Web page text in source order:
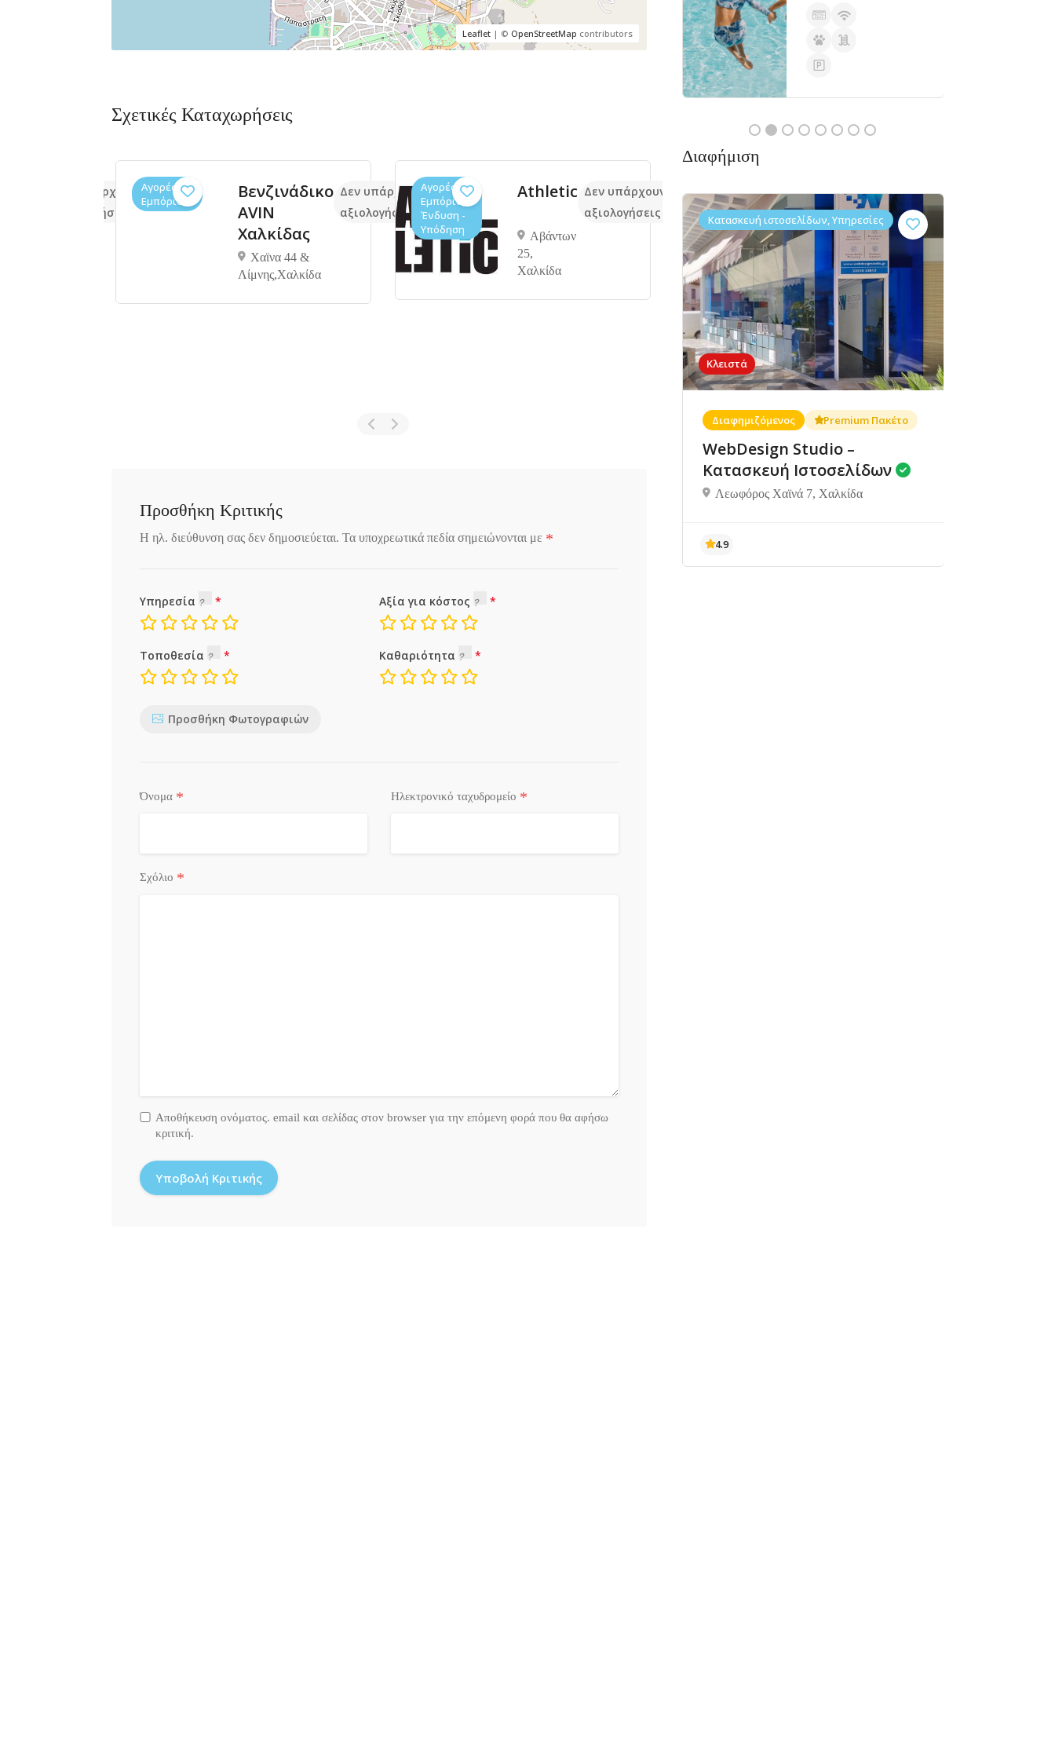
Leaflet| © OpenStreetMap contributors
Σχετικές Καταχωρήσεις
Δεν υπάρχουν ακόμα
αξιολογήσεις
Αγορές /
Εμπόριο
Βενζινάδικο
AVIN
Χαλκίδας
Χαϊνα 44 &
Λίμνης,Xαλκίδα
Δεν υπάρχουν ακόμα
αξιολογήσεις
Αγορές /
Εμπόριο,
Ένδυση -
Υπόδηση
Athletic
Αβάντων
25,
Χαλκίδα
Δεν υπάρχουν ακόμα
αξιολογήσεις
Κοσμηματοπωλεία
Tresento
Άβαντων
Χαλκίδα
Δεν υπάρχουν ακόμα
αξιολογήσεις
Προσθήκη Κριτικής
Η ηλ. διεύθυνση σας δεν δημοσιεύεται. Τα υποχρεωτικά πεδία σημειώνονται με *
Υπηρεσία Αξία για κόστος
Τοποθεσία Καθαριότητα
Προσθήκη Φωτογραφιών
Όνομα * Ηλεκτρονικό ταχυδρομείο *
Σχόλιο *
Αποθήκευση ονόματος. email και σελίδας στον browser για την επόμενη φορά που θα αφήσω
κριτική.
Διαφήμιση
Κλειστά
Κατασκευή ιστοσελίδων, Υπηρεσίες
Διαφημιζόμενος Premium Πακέτο
WebDesign Studio –
Κατασκευή Ιστοσελίδων
Λεωφόρος Χαϊνά 7, Χαλκίδα